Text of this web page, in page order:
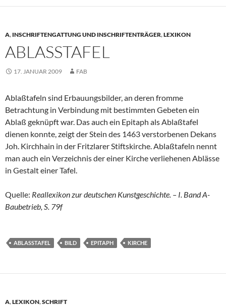
A, INSCHRIFTENGATTUNG UND INSCHRIFTENTRÄGER,LEXIKON
ABLASSTAFEL
17. JANUAR 2009 FAB
Ablaßtafeln sind Erbauungsbilder, an deren fromme
Betrachtung in Verbindung mit bestimmten Gebeten ein
Ablaß geknüpft war. Das auch ein Epitaph als Ablaßtafel
dienen konnte, zeigt der Stein des 1463 verstorbenen Dekans
Joh. Kirchhain in der Fritzlarer Stiftskirche. Ablaßtafeln nennt
man auch ein Verzeichnis der einer Kirche verliehenen Ablässe
in Gestalt einer Tafel.
Quelle: Reallexikon zur deutschen Kunstgeschichte. – I. Band A-
Baubetrieb, S. 79f
ABLASSTAFEL BILD EPITAPH KIRCHE
A,LEXIKON,SCHRIFT